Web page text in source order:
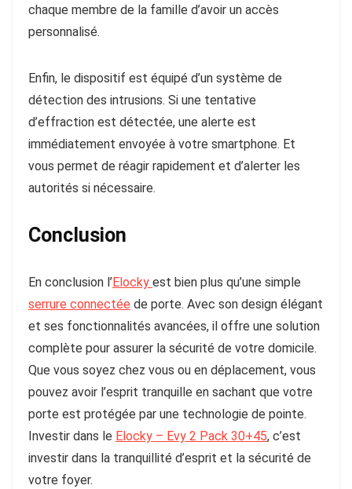
chaque membre de la famille d’avoir un accès
personnalisé.
Enfin, le dispositif est équipé d’un système de
détection des intrusions. Si une tentative
d’effraction est détectée, une alerte est
immédiatement envoyée à votre smartphone. Et
vous permet de réagir rapidement et d’alerter les
autorités si nécessaire.
Conclusion
En conclusion l’Elocky est bien plus qu’une simple
serrure connectée de porte. Avec son design élégant
et ses fonctionnalités avancées, il offre une solution
complète pour assurer la sécurité de votre domicile.
Que vous soyez chez vous ou en déplacement, vous
pouvez avoir l’esprit tranquille en sachant que votre
porte est protégée par une technologie de pointe.
Investir dans le Elocky – Evy 2 Pack 30+45, c’est
investir dans la tranquillité d’esprit et la sécurité de
votre foyer.